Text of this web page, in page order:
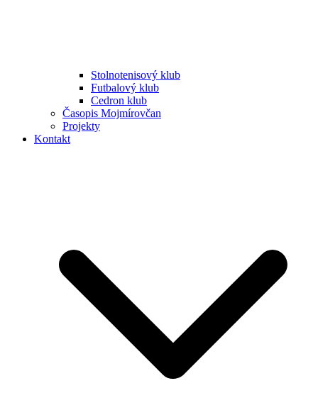
Stolnotenisový klub
Futbalový klub
Cedron klub
Časopis Mojmírovčan
Projekty
Kontakt